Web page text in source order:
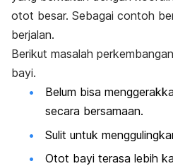
otot besar. Sebagai contoh
berjalan.
Berikut masalah
bayi.
Belum bisa
secara bersamaan.
Sulit untuk
Otot bayi terasa lebih